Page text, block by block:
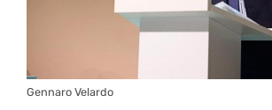
Gennaro Velardo